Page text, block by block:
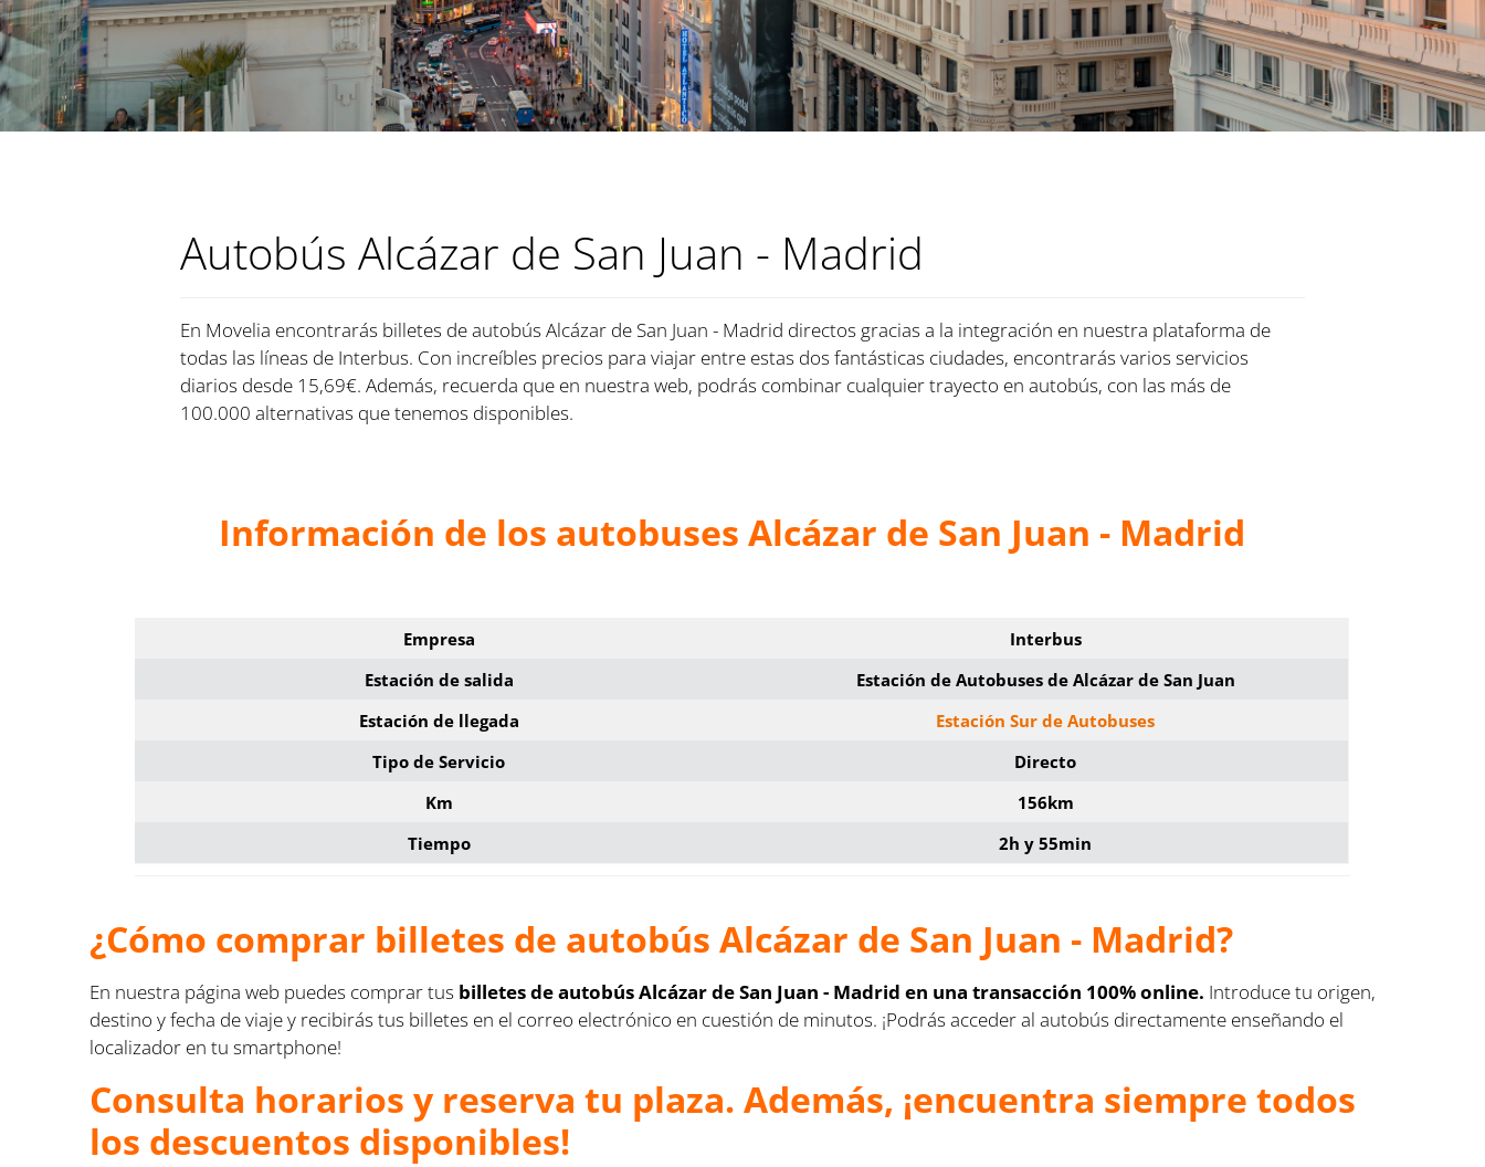
Autobús Alcázar de San Juan - Madrid
En Movelia encontrarás billetes de autobús Alcázar de San Juan - Madrid directos gracias a la integración en nuestra plataforma de
todas las líneas de Interbus. Con increíbles precios para viajar entre estas dos fantásticas ciudades, encontrarás varios servicios
diarios desde 15,69€. Además, recuerda que en nuestra web, podrás combinar cualquier trayecto en autobús, con las más de
100.000 alternativas que tenemos disponibles.
Información de los autobuses Alcázar de San Juan - Madrid
Empresa
Interbus
Estación de salida
Estación de Autobuses de Alcázar de San Juan
Estación de llegada
Estación Sur de Autobuses
Tipo de Servicio
Directo
Km
156km
Tiempo
2h y 55min
¿Cómo comprar billetes de autobús Alcázar de San Juan - Madrid?
En nuestra página web puedes comprar tus billetes de autobús Alcázar de San Juan - Madrid en una transacción 100% online. Introduce tu origen,
destino y fecha de viaje y recibirás tus billetes en el correo electrónico en cuestión de minutos. ¡Podrás acceder al autobús directamente enseñando el
localizador en tu smartphone!
Consulta horarios y reserva tu plaza. Además, ¡encuentra siempre todos
los descuentos disponibles!